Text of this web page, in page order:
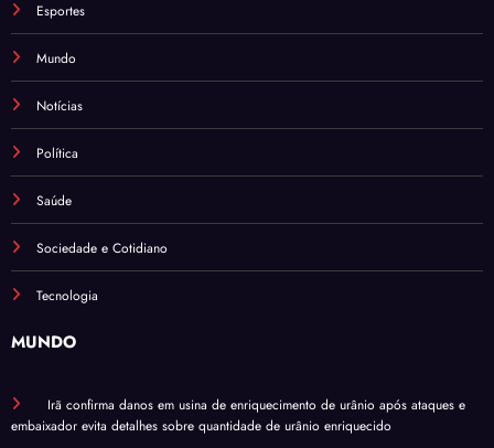
Esportes
Mundo
Notícias
Política
Saúde
Sociedade e Cotidiano
Tecnologia
MUNDO
Irã confirma danos em usina de enriquecimento de urânio após ataques e
embaixador evita detalhes sobre quantidade de urânio enriquecido